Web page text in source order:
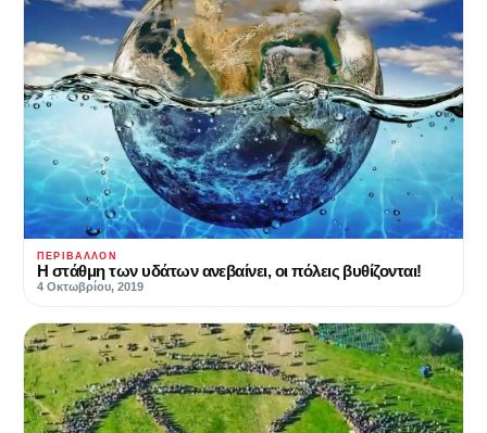
ΠΕΡΙΒΆΛΛΟΝ
Η στάθμη των υδάτων ανεβαίνει, οι πόλεις βυθίζονται!
4 Οκτωβρίου, 2019